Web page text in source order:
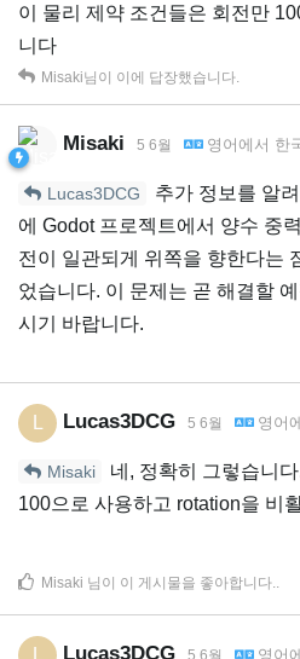
이 물리 제약 조건들은 회전만
니다
Misaki님이 이에 답장했습니다.
Misaki 5 6월 영어 에서 한
Lucas3DCG
추가 정보를 알
에 Godot 프로젝트에서 양수 중
전이 일관되게 위쪽을 향한다는
었습니다. 이 문제는 곧 해결할
시기 바랍니다.
Lucas3DCG 5 6월 영어
Misaki
네, 정확히 그렇습니
100으로 사용하고 rotation을 비
Misaki 님이 이 게시물을 좋아합니다.
Lucas3DCG 5 6월 영어